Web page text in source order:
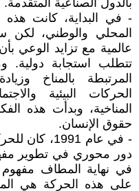
بالدول الصناعية المتقدمة.
- في البداية، كانت
المحلي والوطني، لكن
عالمية مع تزايد الوعي
تتطلب استجابة دولية.
المرتبطة بالمناخ
الحركات البيئية
المناخية، وبدأت هذه
حقوق الإنسان.
- في عام
دور محوري في تطوير
في نهاية المطاف مفهوم
على هذه الحركة هي